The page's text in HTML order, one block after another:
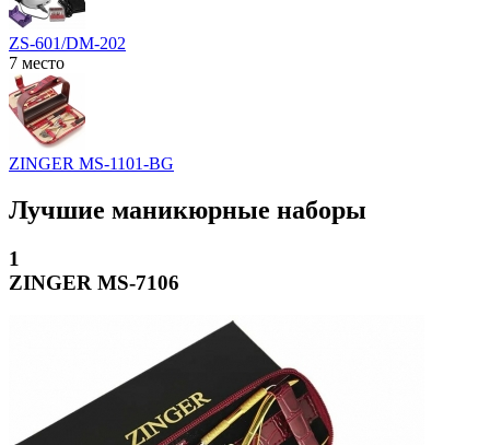
ZS-601/DM-202
7 место
ZINGER MS-1101-BG
Лучшие маникюрные наборы
1
ZINGER MS-7106